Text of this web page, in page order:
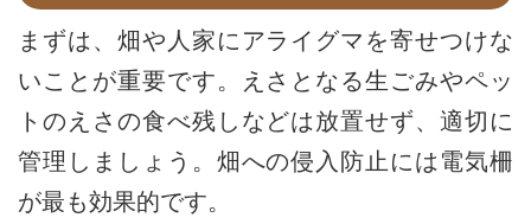
まずは、畑や人家にアライグマを寄せつけな
いことが重要です。えさとなる生ごみやペッ
トのえさの食べ残しなどは放置せず、適切に
管理しましょう。畑への侵入防止には電気柵
が最も効果的です。